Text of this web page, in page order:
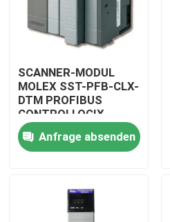
SCANNER-MODUL
MOLEX SST-PFB-CLX-
DTM PROFIBUS
CONTROLLOGIX
Anfrage absenden